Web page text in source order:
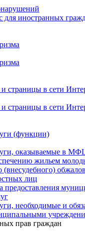
иностранных
страницы в сети
страницы в сети
(функции)
оказываемые в
жильем
(внесудебного)
лиц
предоставления
необходимые и
прав граждан